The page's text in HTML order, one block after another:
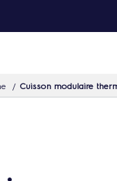
Cuisson modulaire